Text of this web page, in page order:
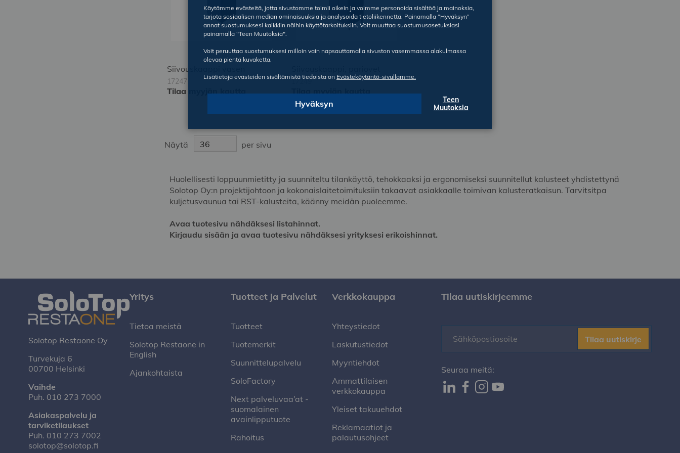
Siivouskaappi vasen
17247
Tilaa myyjän kautta
17249
Näytä
per sivu
Huolellisesti loppuunmietitty ja suunniteltu tilankäyttö, tehokkaaksi ja ergonomiseksi suunnitellut kalusteet yhdistettynä
Solotop Oy:n projektijohtoon ja kokonaislaitetoimituksiin takaavat asiakkaalle toimivan kalusteratkaisun. Tarvitsitpa
kuljetusvaunua tai RST-kalusteita, käänny meidän puoleemme.
Avaa tuotesivu nähdäksesi listahinnat.
Kirjaudu sisään ja avaa tuotesivu nähdäksesi yrityksesi erikoishinnat.
Solotop Restaone Oy
Turvekuja 6
00700 Helsinki
Vaihde
Puh. 010 273 7000
Asiakaspalvelu ja
tarviketilaukset
Puh. 010 273 7002
solotop@solotop.fi
Yritys
Tietoa meistä
Solotop Restaone in
English
Ajankohtaista
Tuotteet ja Palvelut
Tuotteet
Tuotemerkit
Suunnittelupalvelu
SoloFactory
Next palveluvaa’at -
suomalainen
avainlipputuote
Rahoitus
Verkkokauppa
Yhteystiedot
Laskutustiedot
Myyntiehdot
Ammattilaisen
verkkokauppa
Yleiset takuuehdot
Reklamaatiot ja
palautusohjeet
Tilaa uutiskirjeemme
Tilaa uutiskirje
Seuraa meitä:
Käytämme evästeitä, jotta sivustomme toimii oikein ja voimme personoida sisältöä ja mainoksia,
tarjota sosiaalisen median ominaisuuksia ja analysoida tietoliikennettä. Painamalla ”Hyväksyn”
annat suostumuksesi kaikkiin näihin käyttötarkoituksiin. Voit muuttaa suostumusasetuksiasi
painamalla "Teen Muutoksia".
Voit peruuttaa suostumuksesi milloin vain napsauttamalla sivuston vasemmassa alakulmassa
olevaa pientä kuvaketta.
Lisätietoja evästeiden sisältämistä tiedoista on Evästekäytäntö-sivullamme.
Hyväksyn
Teen
Muutoksia